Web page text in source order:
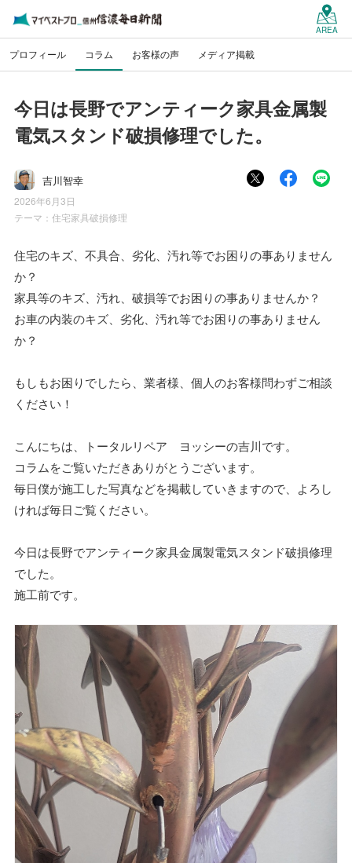
AREA
プロフィール コラム お客様の声 メディア掲載
今日は長野でアンティーク家具金属製
電気スタンド破損修理でした。
吉川智幸
2026年6月3日
テーマ： 住宅家具破損修理
住宅のキズ、不具合、劣化、汚れ等でお困りの事ありません
か？
家具等のキズ、汚れ、破損等でお困りの事ありませんか？
お車の内装のキズ、劣化、汚れ等でお困りの事ありません
か？
もしもお困りでしたら、業者様、個人のお客様問わずご相談
ください！
こんにちは、トータルリペア ヨッシーの吉川です。
コラムをご覧いただきありがとうございます。
毎日僕が施工した写真などを掲載していきますので、よろし
ければ毎日ご覧ください。
今日は長野でアンティーク家具金属製電気スタンド破損修理
でした。
施工前です。